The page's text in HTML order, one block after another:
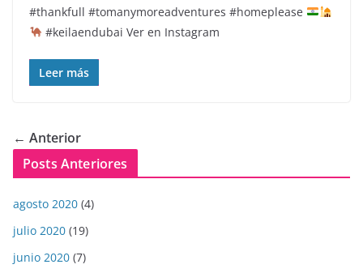
#thankfull #tomanymoreadventures #homeplease
#keilaendubai Ver en Instagram
Leer más
← Anterior
Posts Anteriores
agosto 2020 (4)
julio 2020 (19)
junio 2020 (7)